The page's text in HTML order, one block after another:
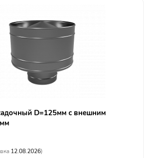
D=125мм с внешним
12.08.2026)